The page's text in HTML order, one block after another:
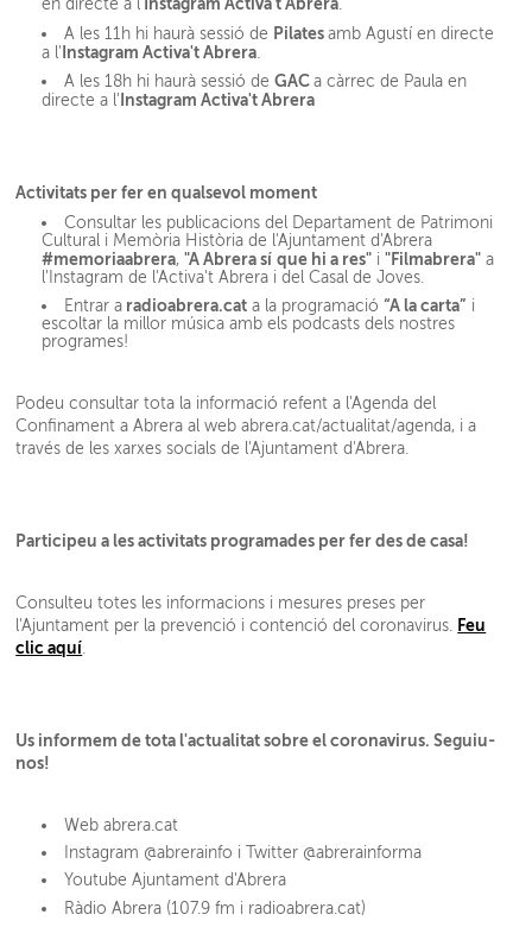
en directe a l'
.
A les 11h hi haurà sessió de Pilatesamb Agustí en directe
a l'Instagram Activa't Abrera
A les 18h hi haurà sessió deGACa càrrec de Paula en
directe a l' Instagram Activa't Abrera
Activitats per fer en qualsevol moment
Consultar les publicacions del Departament de Patrimoni
Cultural i Memòria Història de l'Ajuntament d'Abrera
#memoriaabrera,"A Abrera sí que hi a res" i"Filmabrera" a
l'Instagram de l'Activa't Abrera i del Casal de Joves.
Entrar a radioabrera.cat a la programació“A la carta” i
escoltar la millor música amb els podcasts dels nostres
programes!
Podeu consultar tota la informació refent a l'Agenda del
Confinament a Abrera al webabrera.cat/actualitat/agenda, i a
través de les xarxes socials de l'Ajuntament d'Abrera.
Participeu a les activitats programades per fer des de casa!
Consulteu totes les informacions i mesures preses per
l'Ajuntament per la prevenció i contenció del coronavirus. Feu
clic aquí.
Us informem de tota l'actualitat sobre el coronavirus. Seguiu-
nos!
Web abrera.cat
Instagram @abrerainfo i Twitter @abrerainforma
Youtube Ajuntament d'Abrera
Ràdio Abrera (107.9 fm i radioabrera.cat)